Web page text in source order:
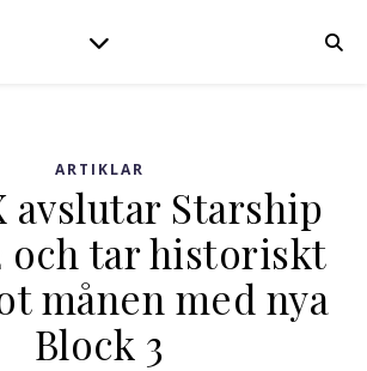
ARTIKLAR
avslutar Starship
och tar historiskt
månen med nya
Block 3